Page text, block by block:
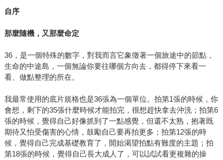
自序
那麼隨機，又那麼命定
36，是一個特殊的數字，對我而言它象徵著一個旅途中的節點，
生命的中途島，一個無論你要往哪個方向去，都得停下來看一
看、做點整理的所在。
我最常使用的底片規格也是36張為一個單位。拍第1張的時候，你
會想，剩下的35張什麼時候才能拍完，很想趕快拿去沖洗；拍第6
張的時候，覺得自己好像抓到了一點感覺，但還不太熟，抱著既
期待又怕受傷害的心情，鼓勵自己要再拍更多；拍第12張的時
候，覺得自己完成基礎教育了，開始渴望拍點有難度的主題；拍
第18張的時候，覺得自己長大成人了，可以試試看更複雜的操